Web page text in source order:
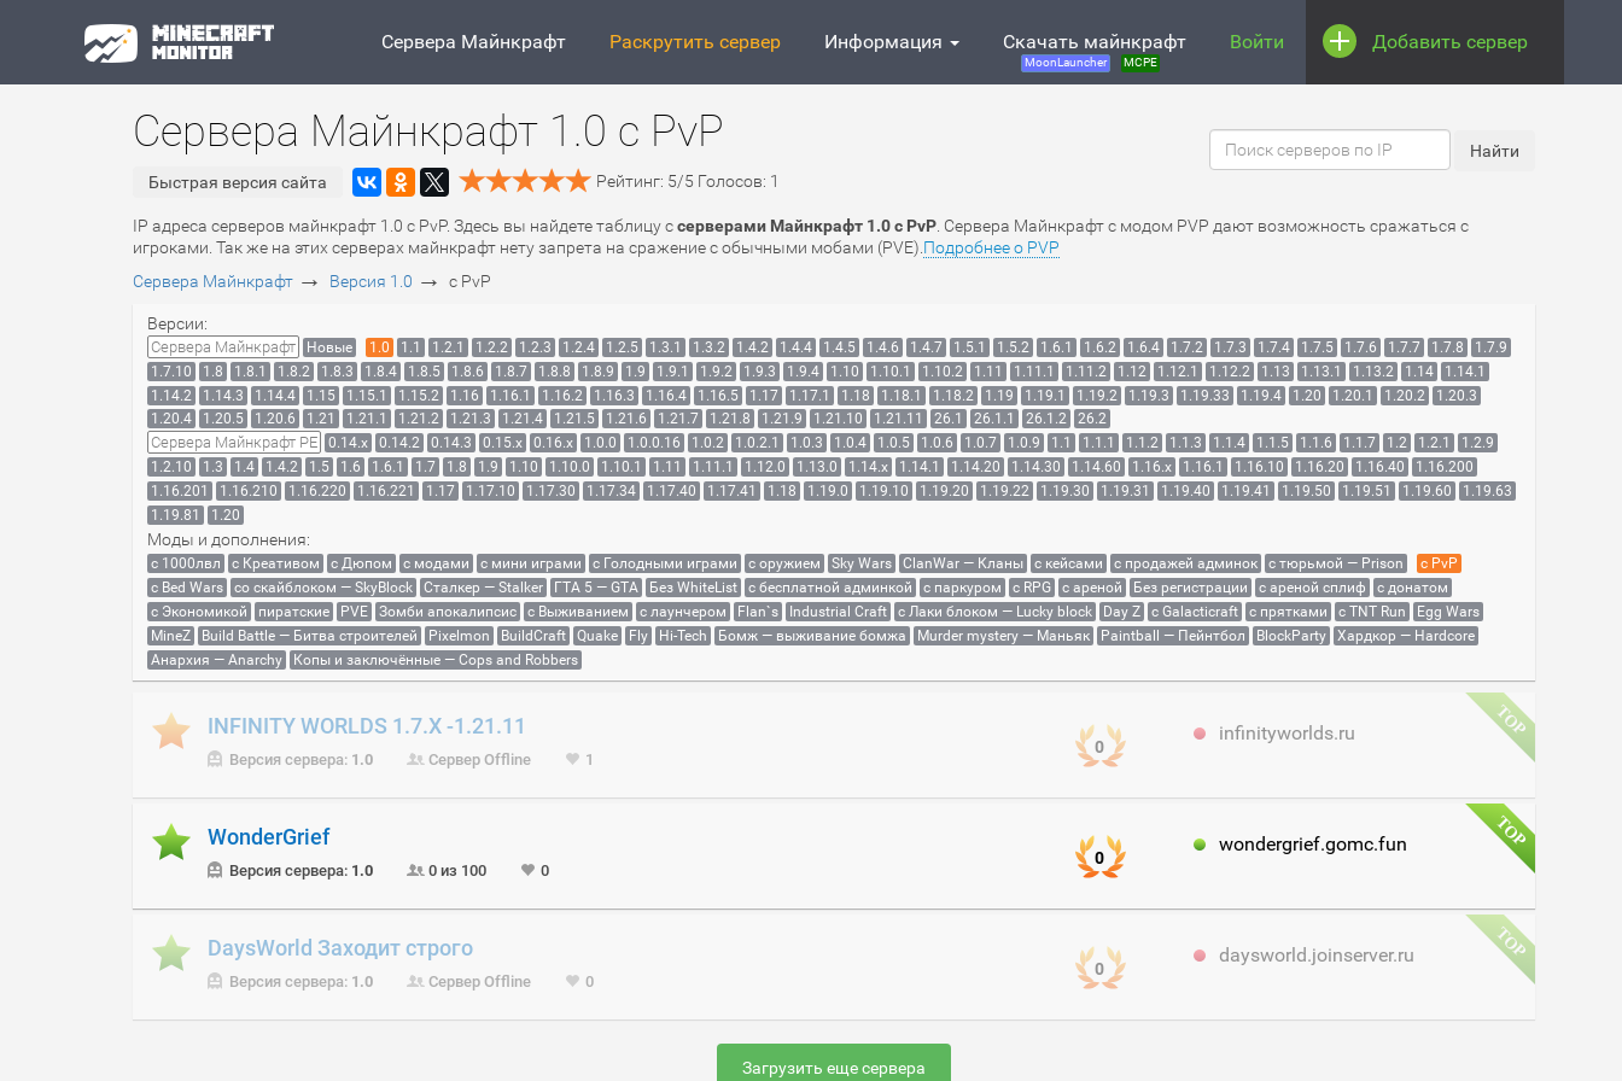
Сервера Майнкрафт Раскрутить сервер Информация Скачать майнкрафт
MoonLauncher MCPE
Войти Добавить сервер
Сервера Майнкрафт 1.0 с PvP
Быстрая версия сайта Рейтинг: 5/5 Голосов: 1
IP адреса серверов майнкрафт 1.0 с PvP. Здесь вы найдете таблицу ссерверами Майнкрафт 1.0 с PvP . Сервера Майнкрафт с модом PVP дают возможность сражаться с
игроками. Так же на этих серверах майнкрафт нету запрета на сражение с обычными мобами (PVE). Подробнее о PVP
Сервера Майнкрафт → Версия 1.0 → с PvP
Версии:
Сервера Майнкрафт Новые 1.0 1.1 1.2.1 1.2.2 1.2.3 1.2.4 1.2.5 1.3.1 1.3.2 1.4.2 1.4.4 1.4.5 1.4.6 1.4.7 1.5.1 1.5.2 1.6.1 1.6.2 1.6.4 1.7.2 1.7.3 1.7.4 1.7.5 1.7.6 1.7.7 1.7.8
1.7.9
1.7.10
1.8 1.8.1 1.8.2 1.8.3 1.8.4 1.8.5 1.8.6 1.8.7 1.8.8 1.8.9 1.9 1.9.1 1.9.2 1.9.3 1.9.4 1.10 1.10.1 1.10.2 1.11 1.11.1 1.11.2 1.12 1.12.1 1.12.2 1.13 1.13.1 1.13.2 1.14
1.14.1
1.14.2
1.14.3 1.14.4 1.15 1.15.1 1.15.2 1.16 1.16.1 1.16.2 1.16.3 1.16.4 1.16.5 1.17 1.17.1 1.18 1.18.1 1.18.2 1.19 1.19.1 1.19.2 1.19.3 1.19.33 1.19.4 1.20 1.20.1 1.20.2
1.20.3
1.20.4
1.20.5 1.20.6 1.21 1.21.1 1.21.2 1.21.3 1.21.4 1.21.5 1.21.6 1.21.7 1.21.8 1.21.9 1.21.10 1.21.11 26.1 26.1.1 26.1.2 26.2
Сервера Майнкрафт PE 0.14.x 0.14.2 0.14.3 0.15.x 0.16.x 1.0.0 1.0.0.16 1.0.2 1.0.2.1 1.0.3 1.0.4 1.0.5 1.0.6 1.0.7 1.0.9 1.1 1.1.1 1.1.2 1.1.3 1.1.4 1.1.5 1.1.6 1.1.7 1.2 1.2.1
1.2.9
1.2.10
1.3 1.4 1.4.2 1.5 1.6 1.6.1 1.7 1.8 1.9 1.10 1.10.0 1.10.1 1.11 1.11.1 1.12.0 1.13.0 1.14.x 1.14.1 1.14.20 1.14.30 1.14.60 1.16.x 1.16.1 1.16.10 1.16.20 1.16.40
1.16.200
1.16.201
1.16.210 1.16.220 1.16.221 1.17 1.17.10 1.17.30 1.17.34 1.17.40 1.17.41 1.18 1.19.0 1.19.10 1.19.20 1.19.22 1.19.30 1.19.31 1.19.40 1.19.41 1.19.50 1.19.51 1.19.60
1.19.63
1.19.81
1.20
Моды и дополнения:
с 1000лвл c Креативом с Дюпом с модами с мини играми с Голодными играми с оружием Sky Wars ClanWar — Кланы с кейсами с продажей админок с тюрьмой — Prison
с PvP
с Bed Wars
со скайблоком — SkyBlock Сталкер — Stalker ГТА 5 — GTA Без WhiteList с бесплатной админкой с паркуром с RPG с ареной Без регистрации с ареной сплиф
с донатом
с Экономикой
пиратские PVE Зомби апокалипсис с Выживанием с лаунчером Flan`s Industrial Craft с Лаки блоком — Lucky block Day Z с Galacticraft с прятками с TNT Run
Egg Wars
MineZ
Build Battle — Битва строителей Pixelmon BuildCraft Quake Fly Hi-Tech Бомж — выживание бомжа Murder mystery — Маньяк Paintball — Пейнтбол BlockParty
Хардкор — Hardcore
Анархия — Anarchy
Копы и заключённые — Cops and Robbers
INFINITY WORLDS 1.7.X -1.21.11
Версия сервера: 1.0 Сервер Offline 1
0
infinityworlds.ru
WonderGrief
Версия сервера: 1.0 0 из 100 0
0
wondergrief.gomc.fun
DaysWorld Заходит строго
Версия сервера: 1.0 Сервер Offline 0
0
daysworld.joinserver.ru
Загрузить еще сервера